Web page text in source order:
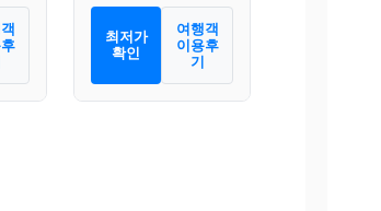
최저가
확인
여행객
이용후
기